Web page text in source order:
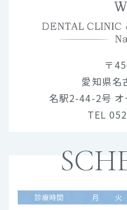
〒
愛知県名
名駅2-44-2号
TEL